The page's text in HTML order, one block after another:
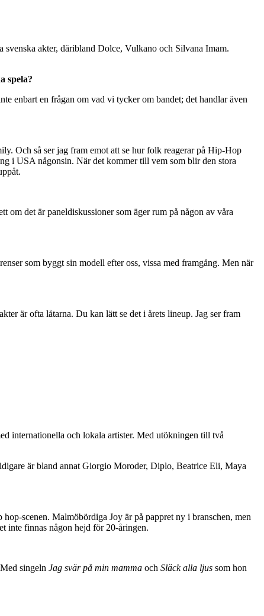
svenska akter, däribland Dolce, Vulkano och Silvana Imam.
spela?
enbart en frågan om vad vi tycker om bandet; det handlar även
Och så ser jag fram emot att se hur folk reagerar på Hip-Hop
i USA någonsin. När det kommer till vem som blir den stora
om det är paneldiskussioner som äger rum på någon av våra
som byggt sin modell efter oss, vissa med framgång. Men när
är ofta låtarna. Du kan lätt se det i årets lineup. Jag ser fram
internationella och lokala artister. Med utökningen till två
är bland annat Giorgio Moroder, Diplo, Beatrice Eli, Maya
scenen. Malmöbördiga Joy är på pappret ny i branschen, men
inte finnas någon hejd för 20-åringen.
singeln Jag svär på min mamma och Släck alla ljus som hon